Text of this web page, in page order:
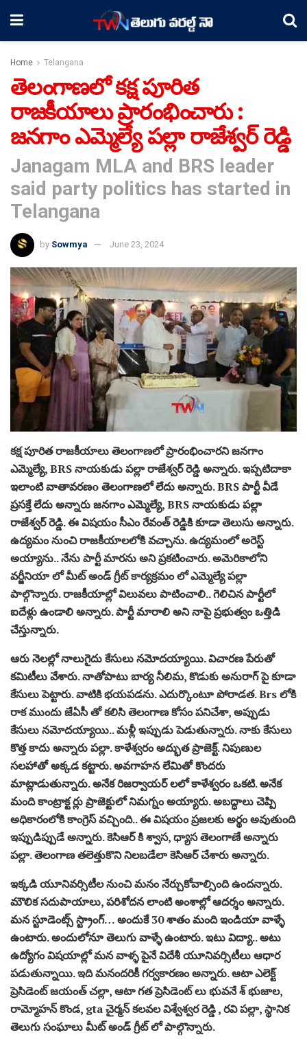
Home Telangana
తెలంగాణలో కక్ష పూరిత
రాజకీయాలు ప్రారంభించారు :
జనగాం ఎమ్మెల్యే పల్లా రాజేశ్వర్ రెడ్డి
Janagam MLA and BRS leader
said party politics has started in
Telangana
by Sowmya June 23, 2024
కక్ష పూరిత రాజకీయాలు తెలంగాణలో ప్రారంభించారని జనగాం
ఎమ్మెల్యే, BRS నాయకుడు పల్లా రాజేశ్వర్ రెడ్డి అన్నారు. ఇప్పటిదాకా
ఇలాంటి వాతావరణo తెలంగాణలో లేదు అన్నారు. BRS పార్టీ వీడే
ప్రసక్తే లేదు అన్నారు జనగాం ఎమ్మెల్యే, BRS నాయకుడు పల్లా
రాజేశ్వర్ రెడ్డి. ఈ విషయం సీఎం రేవంత్ రెడ్డికి కూడా తెలుసు అన్నారు.
ఉద్యమం నుంచి రాజకీయాలలోకి వచ్చాను. ఉద్యమంలో అరెస్ట్
అయ్యాను.. నేను పార్టీ మారను అని ప్రకటించారు. అమెరికాలోని
వర్జీనియా లో మీట్ అండ్ గ్రీట్ కార్యక్రమం లో ఎమ్మెల్యే పల్లా
పాల్గొన్నారు. రాజకీయాల్లో విలువలు పాటించాలి.. గెలిచిన పార్టీలో
ఐదేళ్లు ఉండాలి అన్నారు. పార్టీ మారాలి అని నాపై ప్రభుత్వం ఒత్తిడి
చేస్తున్నారు.
ఆరు నెలల్లో నాలుగైదు కేసులు నమోదయ్యాయి. విచారణ పేరుతో
కమిటీలు వేశారు. నాతోపాటు బార్య నీలిమ, కొడుకు అనురాగ్ పై కూడా
కేసులు పెట్టారు. వాటికి భయపడను. ఎదుర్కొంటూ పోరాడత. Brs లోకి
రాక ముందు జేఏసీ తో కలిసి తెలంగాణ కోసం పనిచేశా, అప్పుడు
కేసులు నమోదయ్యాయి.. మళ్లీ ఇప్పుడు పెడుతున్నారు. నాకు కేసులు
కొత్త కాదు అన్నారు పల్లా. కాళేశ్వరం అద్భుత ప్రాజెక్ట్. నిపుణుల
సలహాతో అక్కడ కట్టారు. అవగాహన లేమితో కొందరు
మాట్లాడుతున్నారు. అనేక రిజర్వాయర్ లలో కాళేశ్వరం ఒకటి. అనేక
మంది కాంట్రాక్ట ర్లు ప్రాజెక్టులో నిమగ్నం అయ్యారు. అబద్ధాలు చెప్పి
అధికారంలోకి కాంగ్రెస్ వచ్చింది.. ఈ విషయం ప్రజలకు అర్థం అవుతుంది
ఇప్పుడిప్పుడే అన్నారు. కెసిఆర్ కి శ్వాస, ధ్యాస తెలంగాణే అన్నారు
పల్లా. తెలంగాణ తలెత్తుకొని నిలబడేలా కెసిఆర్ చేశారు అన్నారు.
ఇక్కడి యూనివర్సిటీల నుంచి మనం నేర్చుకోవాల్సింది ఉందన్నారు.
మౌలిక సదుపాయాలు, పరిశోదన లాంటి అంశాల్లో ఆదర్శం అన్నారు.
మన స్టూడెంట్స్ స్ట్రాంగ్… అందుకే 30 శాతం మంది ఇండియా వాళ్ళే
ఉంటారు. అందులోనూ తెలుగు వాళ్ళే ఉంటారు. ఇటు విద్యా.. అటు
ఉద్యోగం విషయాల్లో మన వాళ్ళ పైనే విదేశీ యూనివర్సిటీలు ఆధార
పడుతున్నాయి. ఇది మనందరికీ గర్వకారణం అన్నారు. ఆటా ఎలెక్ట్
ప్రెసిడెంట్ జయంత్ చల్లా, ఆటా గత ప్రెసిడెంట్ లు భువనే శ్ భుజాల,
రామ్మోహన్ కొండ, gta చైర్మన్ కలవల విశ్వేశ్వర రెడ్డి , రవి పల్లా, స్థానిక
తెలుగు సంఘాలు మీట్ అండ్ గ్రీట్ లో పాల్గొన్నారు.